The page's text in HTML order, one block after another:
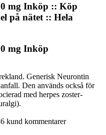
mg Inköp :: Köp
på nätet :: Hela
mg Inköp
Generisk Neurontin
Den används också för
med herpes zoster-
kund kommentarer